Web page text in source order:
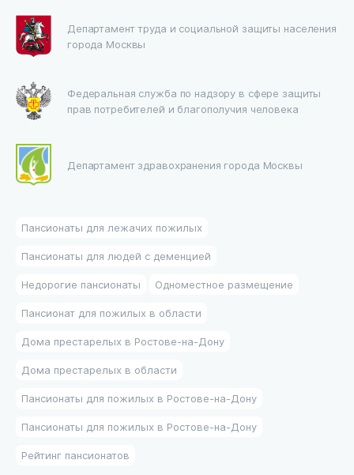
Департамент труда и социальной защиты населения
города Москвы
Федеральная служба по надзору в сфере защиты
прав потребителей и благополучия человека
Департамент здравохранения города Москвы
Пансионаты для лежачих пожилых
Пансионаты для людей с деменцией
Недорогие пансионаты Одноместное размещение
Пансионат для пожилых в области
Дома престарелых в Ростове-на-Дону
Дома престарелых в области
Пансионаты для пожилых в Ростове-на-Дону
Пансионаты для пожилых в Ростове-на-Дону
Рейтинг пансионатов